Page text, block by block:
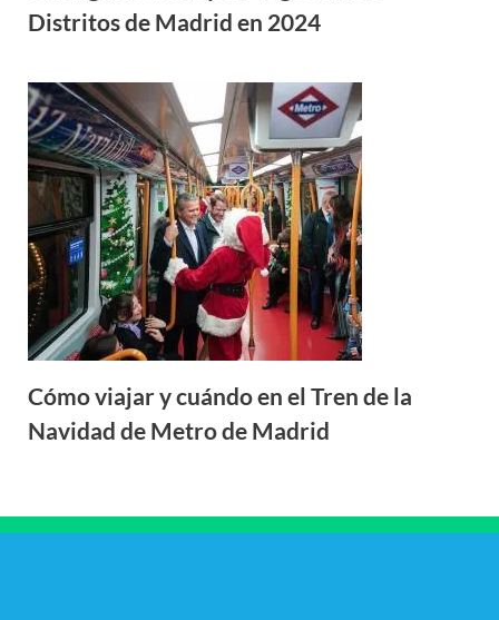
Distritos de Madrid en 2024
Cómo viajar y cuándo en el Tren de la
Navidad de Metro de Madrid